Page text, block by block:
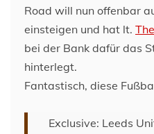
Road will nun offenbar
einsteigen und hat lt.
bei der Bank dafür das
hinterlegt.
Fantastisch, diese
Exclusive: Leeds